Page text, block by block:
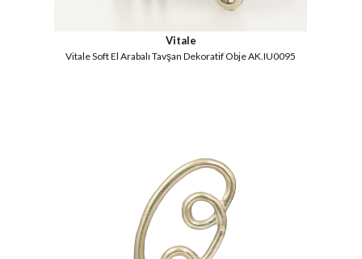
Vitale
Vitale Soft El Arabalı Tavşan Dekoratif Obje AK.IU0095